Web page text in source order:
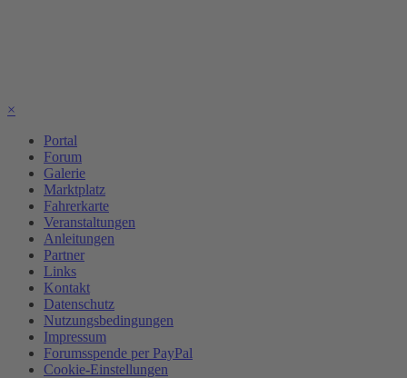
×
Portal
Forum
Galerie
Marktplatz
Fahrerkarte
Veranstaltungen
Anleitungen
Partner
Links
Kontakt
Datenschutz
Nutzungsbedingungen
Impressum
Forumsspende per PayPal
Cookie-Einstellungen